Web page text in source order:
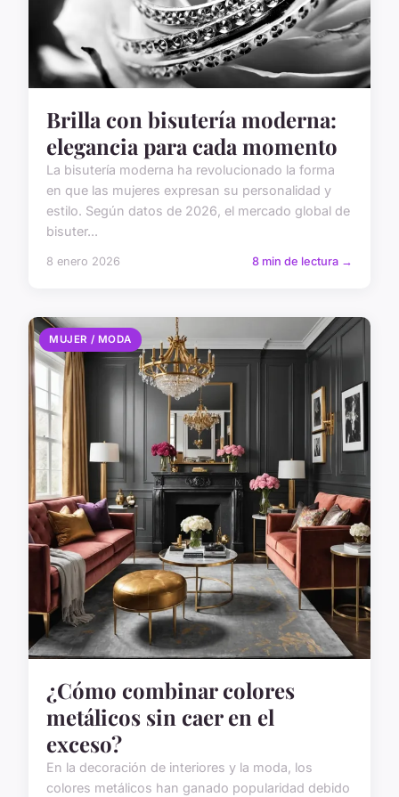
Brilla con bisutería moderna:
elegancia para cada momento
La bisutería moderna ha revolucionado la forma
en que las mujeres expresan su personalidad y
estilo. Según datos de 2026, el mercado global de
bisuter...
8 enero 2026 8 min de lectura →
MUJER / MODA
¿Cómo combinar colores
metálicos sin caer en el
exceso?
En la decoración de interiores y la moda, los
colores metálicos han ganado popularidad debido